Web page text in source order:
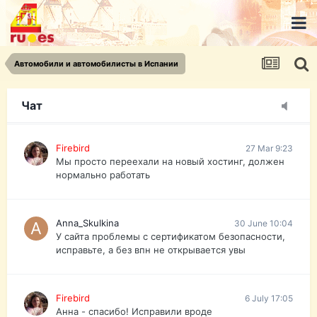
Автомобили и автомобилисты в Испании
Чат
urist.dokument@gmail.com
https://pasport-ua.com/
Телеграмм @uristpassua
Firebird
Друзья - из России без VPN сайт и форум
Firebird 27 Mar 9:23
Мы просто переехали на новый хостинг, должен
нормально работать
Anna_Skulkina 30 June 10:04
У сайта проблемы с сертификатом безопасности,
исправьте, а без впн не открывается увы
Firebird 6 July 17:05
Анна - спасибо! Исправили вроде